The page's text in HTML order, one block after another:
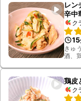
レン
辛中
ク
15
きゅ
酒、
鶏皮
ク